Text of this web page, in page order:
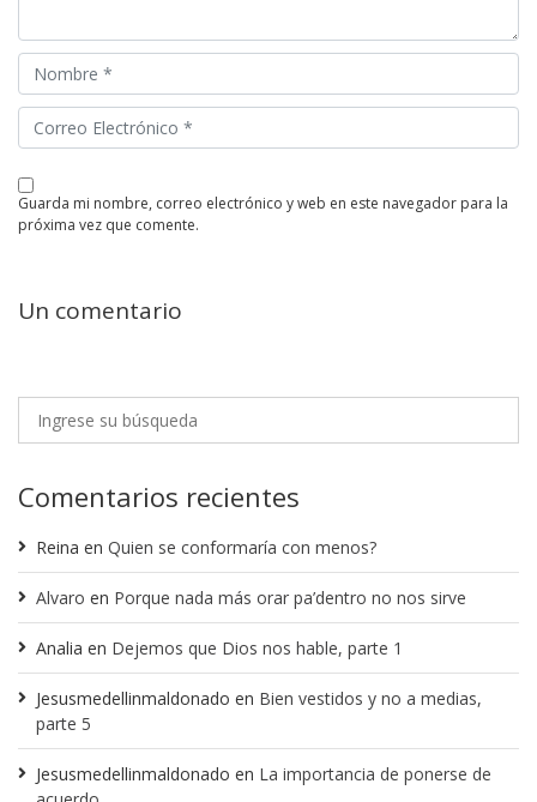
guarda mi nombre, correo electrónico y web en este navegador para la
próxima vez que comente.
Un comentario
Comentarios recientes
Reina en Quien se conformaría con menos?
Alvaro en Porque nada más orar pa’dentro no nos sirve
Analia en Dejemos que Dios nos hable, parte 1
Jesusmedellinmaldonado en Bien vestidos y no a medias,
parte 5
Jesusmedellinmaldonado en La importancia de ponerse de